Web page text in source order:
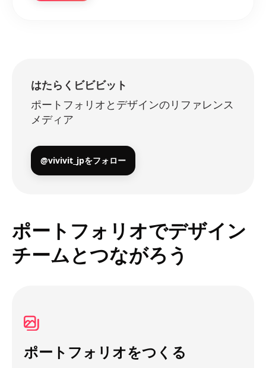
はたらくビビビット
ポートフォリオとデザインのリファレンス
メディア
@vivivit_jpをフォロー
ポートフォリオでデザイン
チームとつながろう
ポートフォリオをつくる